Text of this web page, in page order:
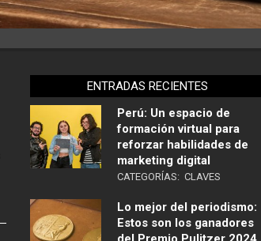
ENTRADAS RECIENTES
Perú: Un espacio de
formación virtual para
reforzar habilidades de
marketing digital
CATEGORÍAS: CLAVES
Lo mejor del periodismo:
Estos son los ganadores